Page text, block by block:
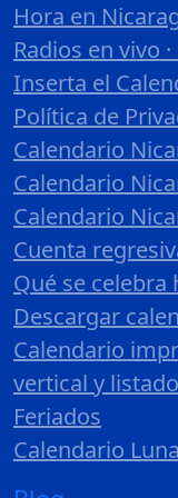
Hora en
Radios en vivo
Inserta el
Política de
Calendario
Calendario
Calendario
Cuenta
Qué se celebra
Descargar
Calendario
vertical y listado
Feriados
Calendario